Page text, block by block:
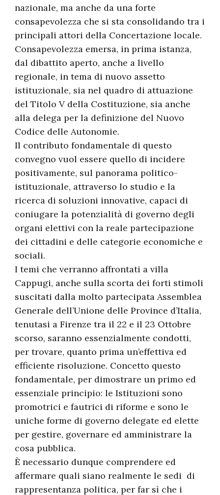
nazionale, ma anche da una forte
consapevolezza che si sta consolidando tra i
principali attori della Concertazione locale.
Consapevolezza emersa, in prima istanza,
dal dibattito aperto, anche a livello
regionale, in tema di nuovo assetto
istituzionale, sia nel quadro di attuazione
del Titolo V della Costituzione, sia anche
alla delega per la definizione del Nuovo
Codice delle Autonomie.
Il contributo fondamentale di questo
convegno vuol essere quello di incidere
positivamente, sul panorama politico-
istituzionale, attraverso lo studio e la
ricerca di soluzioni innovative, capaci di
coniugare la potenzialità di governo degli
organi elettivi con la reale partecipazione
dei cittadini e delle categorie economiche e
sociali.
I temi che verranno affrontati a villa
Cappugi, anche sulla scorta dei forti stimoli
suscitati dalla molto partecipata Assemblea
Generale dell’Unione delle Province d’Italia,
tenutasi a Firenze tra il 22 e il 23 Ottobre
scorso, saranno essenzialmente condotti,
per trovare, quanto prima un’effettiva ed
efficiente risoluzione. Concetto questo
fondamentale, per dimostrare un primo ed
essenziale principio: le Istituzioni sono
promotrici e fautrici di riforme e sono le
uniche forme di governo delegate ed elette
per gestire, governare ed amministrare la
cosa pubblica.
È necessario dunque comprendere ed
affermare quali siano realmente le sedi di
rappresentanza politica, per far sì che i